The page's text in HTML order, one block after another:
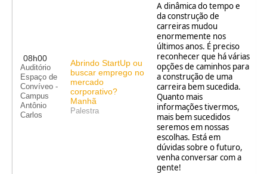
08h00
Auditório
Espaço de
Convíveo -
Campus
Antônio
Carlos
Abrindo StartUp ou
buscar emprego no
mercado
corporativo?
Manhã
Palestra
A dinâmica do tempo e
da construção de
carreiras mudou
enormemente nos
últimos anos. É preciso
reconhecer que há várias
opções de caminhos para
a construção de uma
carreira bem sucedida.
Quanto mais
informações tivermos,
mais bem sucedidos
seremos em nossas
escolhas. Está em
dúvidas sobre o futuro,
venha conversar com a
gente!